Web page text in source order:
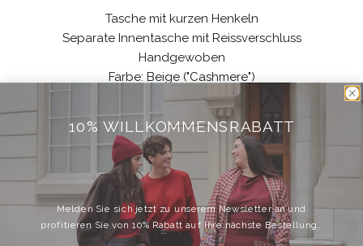
Tasche mit kurzen Henkeln
Separate Innentasche mit Reissverschluss
Handgewoben
Farbe: Beige ("Cashmere")
Höhe: 32 cm, Breite: 56 cm, Tiefe: 20 cm
Material: 100% Neopren
Pflegehinweis: Maschinenwäsche
Dieses Produkt ist auch im Vestibule St. Peter erhältlich.
TEILEN
10% WILLKOMMENSRABATT
Melden Sie sich jetzt zu unserem Newsletter an und
profitieren Sie von 10% Rabatt auf Ihre nächste Bestellung.